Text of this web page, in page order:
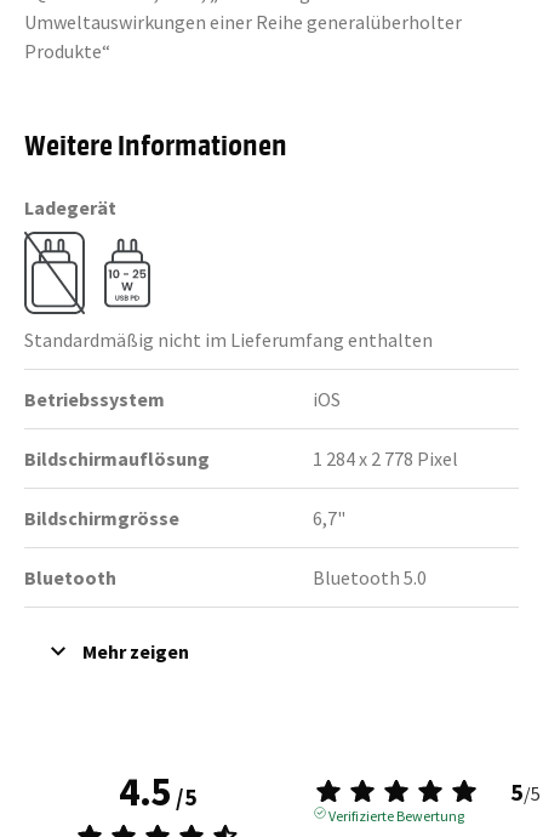
Umweltauswirkungen einer Reihe generalüberholter
Produkte“
Weitere Informationen
Ladegerät
Standardmäßig nicht im Lieferumfang enthalten
Betriebssystem iOS
Bildschirmauflösung 1 284 x 2 778 Pixel
Bildschirmgrösse 6,7"
Bluetooth Bluetooth 5.0
4.5/5 5/5
Verifizierte Bewertung